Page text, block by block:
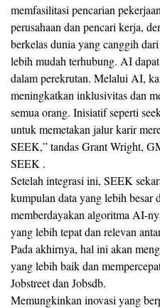
memfasilitasi pencarian
perusahaan dan pencari kerja,
berkelas dunia yang canggih
lebih mudah terhubung. AI
dalam perekrutan. Melalui AI,
meningkatkan inklusivitas dan
semua orang. Inisiatif seperti
untuk memetakan jalur karir
SEEK,” tandas Grant Wright,
SEEK .
Setelah integrasi ini, SEEK
kumpulan data yang lebih besar
memberdayakan algoritma AI-
yang lebih tepat dan relevan
Pada akhirnya, hal ini akan
yang lebih baik dan
Jobstreet dan Jobsdb.
Memungkinkan inovasi yang